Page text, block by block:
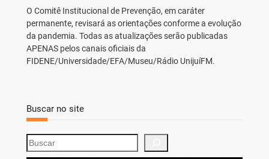
O Comitê Institucional de Prevenção, em caráter
permanente, revisará as orientações conforme a evolução
da pandemia. Todas as atualizações serão publicadas
APENAS pelos canais oficiais da
FIDENE/Universidade/EFA/Museu/Rádio UnijuíFM.
Buscar no site
S
e